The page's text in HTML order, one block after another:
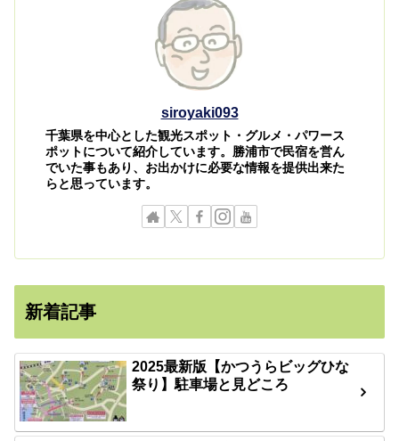
siroyaki093
千葉県を中心とした観光スポット・グルメ・パワース
ポットについて紹介しています。勝浦市で民宿を営ん
でいた事もあり、お出かけに必要な情報を提供出来た
らと思っています。
新着記事
2025最新版【かつうらビッグひな
祭り】駐車場と見どころ